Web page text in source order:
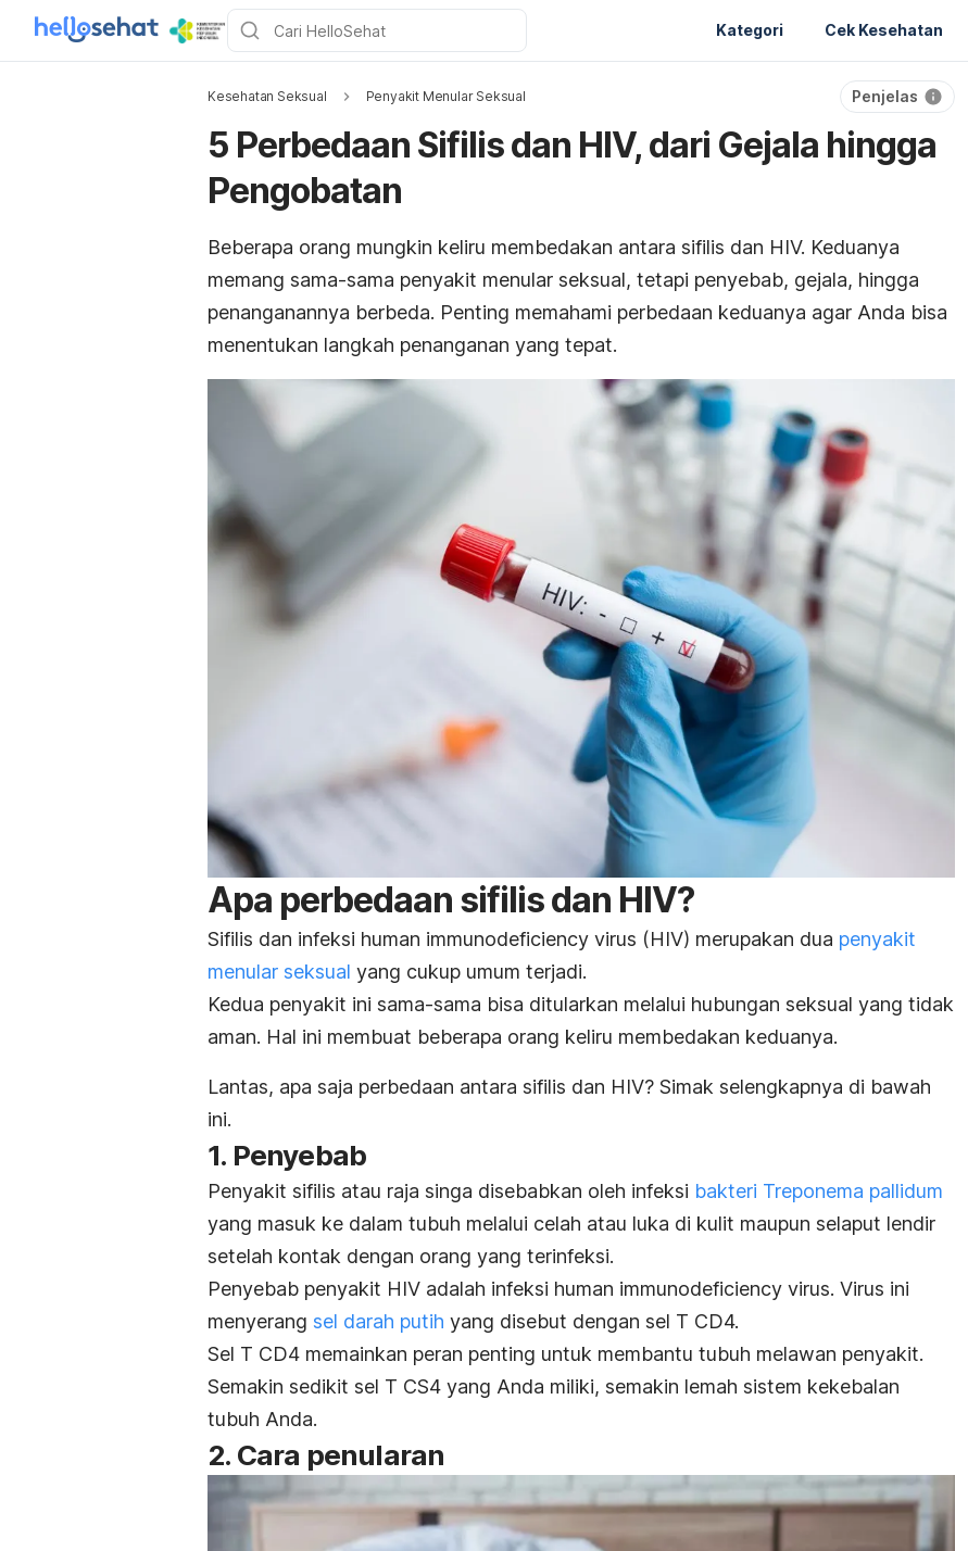
Kategori Cek Kesehatan
Kesehatan Seksual Penyakit Menular Seksual Penjelas
5 Perbedaan Sifilis dan HIV, dari Gejala hingga
Pengobatan
Beberapa orang mungkin keliru membedakan antara sifilis dan HIV. Keduanya
memang sama-sama penyakit menular seksual, tetapi penyebab, gejala, hingga
penanganannya berbeda. Penting memahami perbedaan keduanya agar Anda bisa
menentukan langkah penanganan yang tepat.
Apa perbedaan sifilis dan HIV?
Sifilis dan infeksi human immunodeficiency virus (HIV) merupakan dua penyakit
menular seksual yang cukup umum terjadi.
Kedua penyakit ini sama-sama bisa ditularkan melalui hubungan seksual yang tidak
aman. Hal ini membuat beberapa orang keliru membedakan keduanya.
Lantas, apa saja perbedaan antara sifilis dan HIV? Simak selengkapnya di bawah
ini.
1. Penyebab
Penyakit sifilis atau raja singa disebabkan oleh infeksi bakteri Treponema pallidum
yang masuk ke dalam tubuh melalui celah atau luka di kulit maupun selaput lendir
setelah kontak dengan orang yang terinfeksi.
Penyebab penyakit HIV adalah infeksi human immunodeficiency virus. Virus ini
menyerang sel darah putih yang disebut dengan sel T CD4.
Sel T CD4 memainkan peran penting untuk membantu tubuh melawan penyakit.
Semakin sedikit sel T CS4 yang Anda miliki, semakin lemah sistem kekebalan
tubuh Anda.
2. Cara penularan